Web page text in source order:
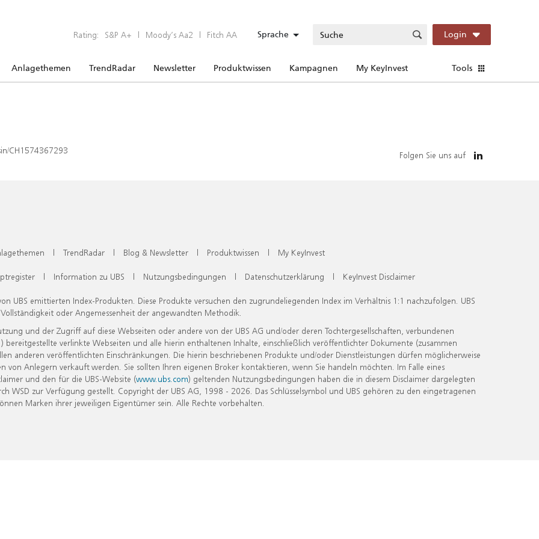
Rating: S&P A+ | Moody’s Aa2 | Fitch AA Sprache Login
Anlagethemen TrendRadar Newsletter Produktwissen Kampagnen My KeyInvest Tools
CH1574367293 Folgen Sie uns auf
| TrendRadar | Blog & Newsletter | Produktwissen | My KeyInvest
| Information zu UBS | Nutzungsbedingungen | Datenschutzerklärung | KeyInvest Disclaimer
UBS emittierten Index-Produkten. Diese Produkte versuchen den zugrundeliegenden Index im Verhältnis 1:1 nachzufolgen. UBS
oder Angemessenheit der angewandten Methodik.
und der Zugriff auf diese Webseiten oder andere von der UBS AG und/oder deren Tochtergesellschaften, verbundenen
verlinkte Webseiten und alle hierin enthaltenen Inhalte, einschließlich veröffentlichter Dokumente (zusammen
anderen veröffentlichten Einschränkungen. Die hierin beschriebenen Produkte und/oder Dienstleistungen dürfen möglicherweise
Anlegern verkauft werden. Sie sollten Ihren eigenen Broker kontaktieren, wenn Sie handeln möchten. Im Falle eines
und den für die UBS-Website (www.ubs.com) geltenden Nutzungsbedingungen haben die in diesem Disclaimer dargelegten
zur Verfügung gestellt. Copyright der UBS AG, 1998 - 2026. Das Schlüsselsymbol und UBS gehören zu den eingetragenen
Marken ihrer jeweiligen Eigentümer sein. Alle Rechte vorbehalten.